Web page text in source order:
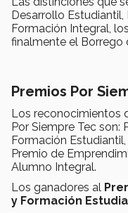
Desarrollo
Formación Integral,
finalmente el Borrego
Premios Por
Los reconocimientos
Por Siempre Tec son:
Formación
Premio de
Alumno Integral.
Los ganadores al
y Formación